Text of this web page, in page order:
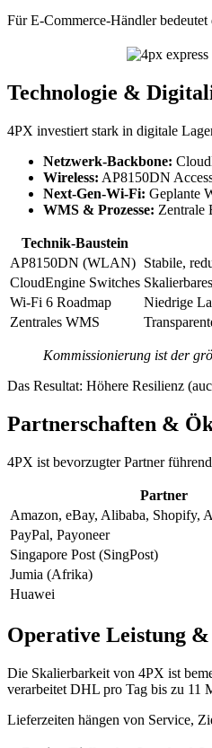
Für E-Commerce-Händler
Technologie &
4PX investiert stark in digitale
Netzwerk-Backbone:
Wireless: AP8150DN
Next-Gen-Wi-Fi: Geplante
WMS & Prozesse: Zentrale
Technik-Baustein
AP8150DN (WLAN) Stabile,
CloudEngine Switches
Wi‑Fi 6 Roadmap
Niedrige
Zentrales WMS
Kommissionierung ist der
Das Resultat: Höhere Resilienz
Partnerschaften &
4PX ist bevorzugter Partner
Partner
Amazon, eBay, Alibaba, Shopify,
PayPal, Payoneer
Singapore Post (SingPost)
Jumia (Afrika)
Huawei
Operative Leistung
Die Skalierbarkeit von 4PX ist
verarbeitet DHL pro Tag bis zu 11
Lieferzeiten hängen von Service,